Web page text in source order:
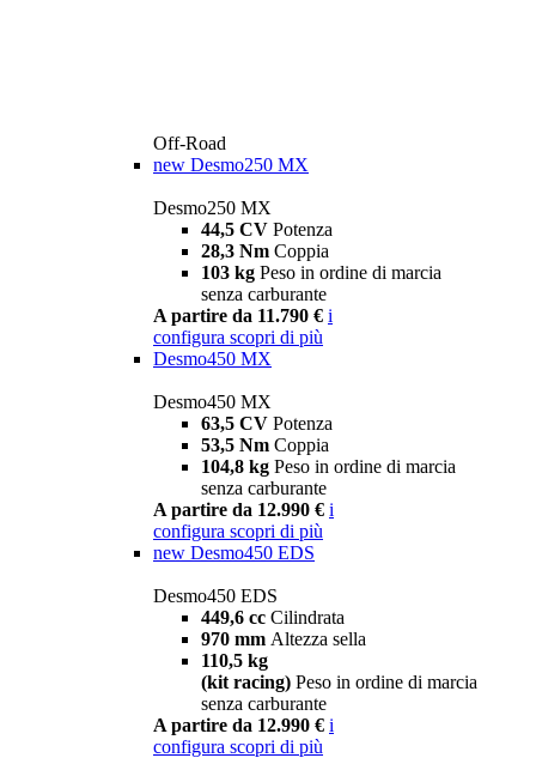
Off-Road
new Desmo250 MX
Desmo250 MX
44,5 CV Potenza
28,3 Nm Coppia
103 kg Peso in ordine di marcia
senza carburante
A partire da 11.790 € i
configura scopri di più
Desmo450 MX
Desmo450 MX
63,5 CV Potenza
53,5 Nm Coppia
104,8 kg Peso in ordine di marcia
senza carburante
A partire da 12.990 € i
configura scopri di più
new Desmo450 EDS
Desmo450 EDS
449,6 cc Cilindrata
970 mm Altezza sella
110,5 kg
(kit racing) Peso in ordine di marcia
senza carburante
A partire da 12.990 € i
configura scopri di più